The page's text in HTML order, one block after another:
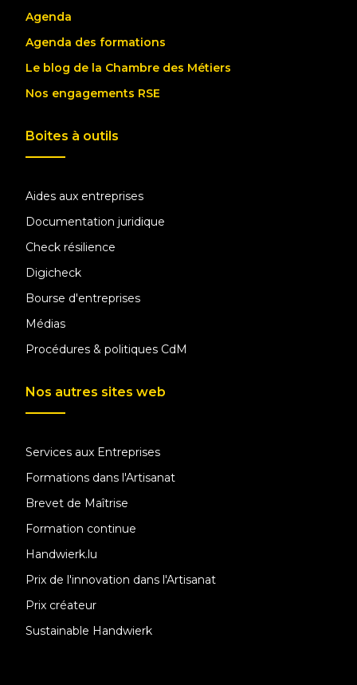
Agenda
Agenda des formations
Le blog de la Chambre des Métiers
Nos engagements RSE
Boites à outils
Aides aux entreprises
Documentation juridique
Check résilience
Digicheck
Bourse d'entreprises
Médias
Procédures & politiques CdM
Nos autres sites web
Services aux Entreprises
Formations dans l'Artisanat
Brevet de Maîtrise
Formation continue
Handwierk.lu
Prix de l'innovation dans l'Artisanat
Prix créateur
Sustainable Handwierk